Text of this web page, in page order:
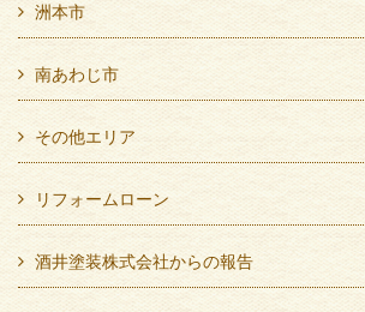
洲本市
南あわじ市
その他エリア
リフォームローン
酒井塗装株式会社からの報告